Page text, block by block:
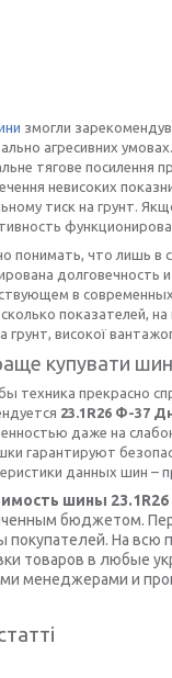
змогли
агресивних
тягове посилення
невисоких
тиск на грунт.
понимать, что лишь в
долговечность
в
показателей,
грунт, високої
купувати
техника прекрасно
23.1R26 Ф-37
даже на
гарантируют
данных шин –
шины 23.1R26
бюджетом.
покупателей. На всю
товаров в любые
менеджерами и